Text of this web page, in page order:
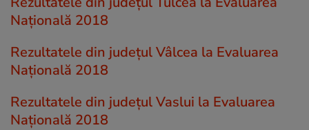
Națională 2018
Rezultatele din județul Vâlcea la Evaluarea
Națională 2018
Rezultatele din județul Vaslui la Evaluarea
Națională 2018